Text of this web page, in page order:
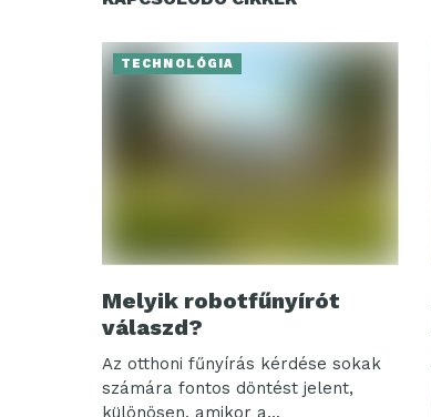
TECHNOLÓGIA
Melyik robotfűnyírót
válaszd?
Az otthoni fűnyírás kérdése sokak
számára fontos döntést jelent,
különösen, amikor a...